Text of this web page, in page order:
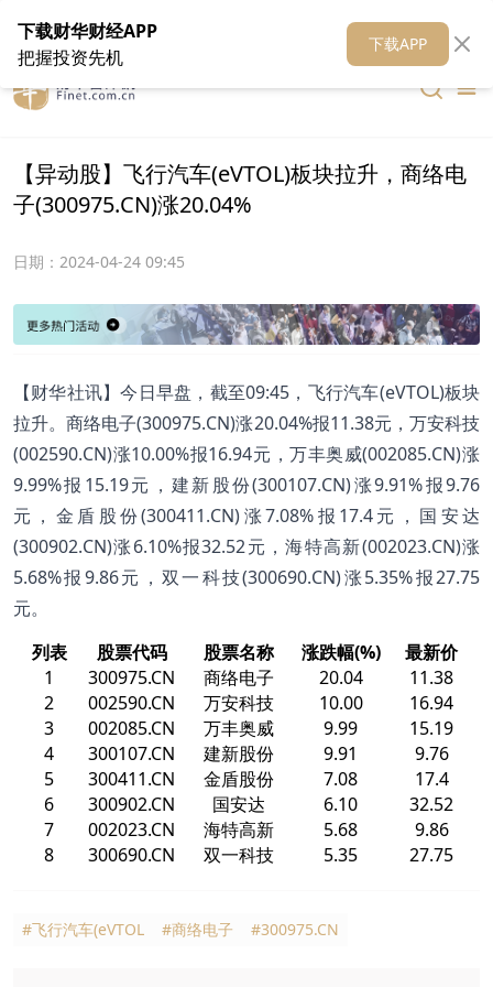
在线客服 关于我们 财华媒体矩阵 财华智库
【异动股】飞行汽车(eVTOL)板块拉升，商络电
子(300975.CN)涨20.04%
日期： 2024-04-24 09:45
【财华社讯】今日早盘，截至09:45，飞行汽车(eVTOL)板块
拉升。商络电子(300975.CN)涨20.04%报11.38元，万安科技
(002590.CN)涨10.00%报16.94元，万丰奥威(002085.CN)涨
9.99%报15.19元，建新股份(300107.CN)涨9.91%报9.76
元，金盾股份(300411.CN)涨7.08%报17.4元，国安达
(300902.CN)涨6.10%报32.52元，海特高新(002023.CN)涨
5.68%报9.86元，双一科技(300690.CN)涨5.35%报27.75
元。
列表
股票代码 股票名称 涨跌幅(%)
最新价
1
300975.CN 商络电子 20.04
11.38
2
002590.CN 万安科技 10.00
16.94
3
002085.CN 万丰奥威 9.99
15.19
4
300107.CN 建新股份 9.91
9.76
5
300411.CN 金盾股份 7.08
17.4
6
300902.CN 国安达 6.10
32.52
7
002023.CN 海特高新 5.68
9.86
8
300690.CN 双一科技 5.35 27.75
#飞行汽车(eVTOL #商络电子 #300975.CN
下载财华财经APP
把握投资先机
下载APP